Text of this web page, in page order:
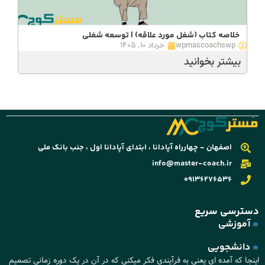
خلاصه کتاب (شغل مورد علاقه) | توسعه شغلی
wpmascoachswp خرداد ۱۰, ۱۴۰۵
بیشتر بخوانید
اصفهان - چهارراه آپادانا ، ابتدای آپادانا اول ، جنب بانک ملی
info@master-coach.ir
09136276536
دسترسی سریع
آموزشی
دانشجویی
اینجا که آمده ای یعنی به فرآیندی فکر میکنی که در آن در یک دوره زمانی تصمیم